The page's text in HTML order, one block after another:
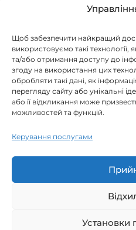
Щоб забезпечити найкращий
використовуємо такі
та/або отримання доступу до
згоду на використання цих
обробляти такі дані, як
перегляду сайту або унікальні
або її відкликання може
можливостей та функцій.
Керування послугами
Установки
+38 093
Українa, м. Суми,